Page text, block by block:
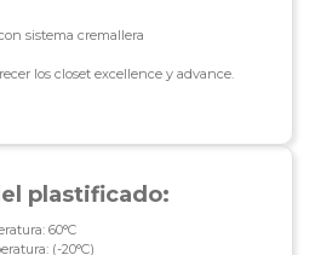
sistema cremallera
los closet excellence y advance.
plastificado:
60°C
(-20°C)